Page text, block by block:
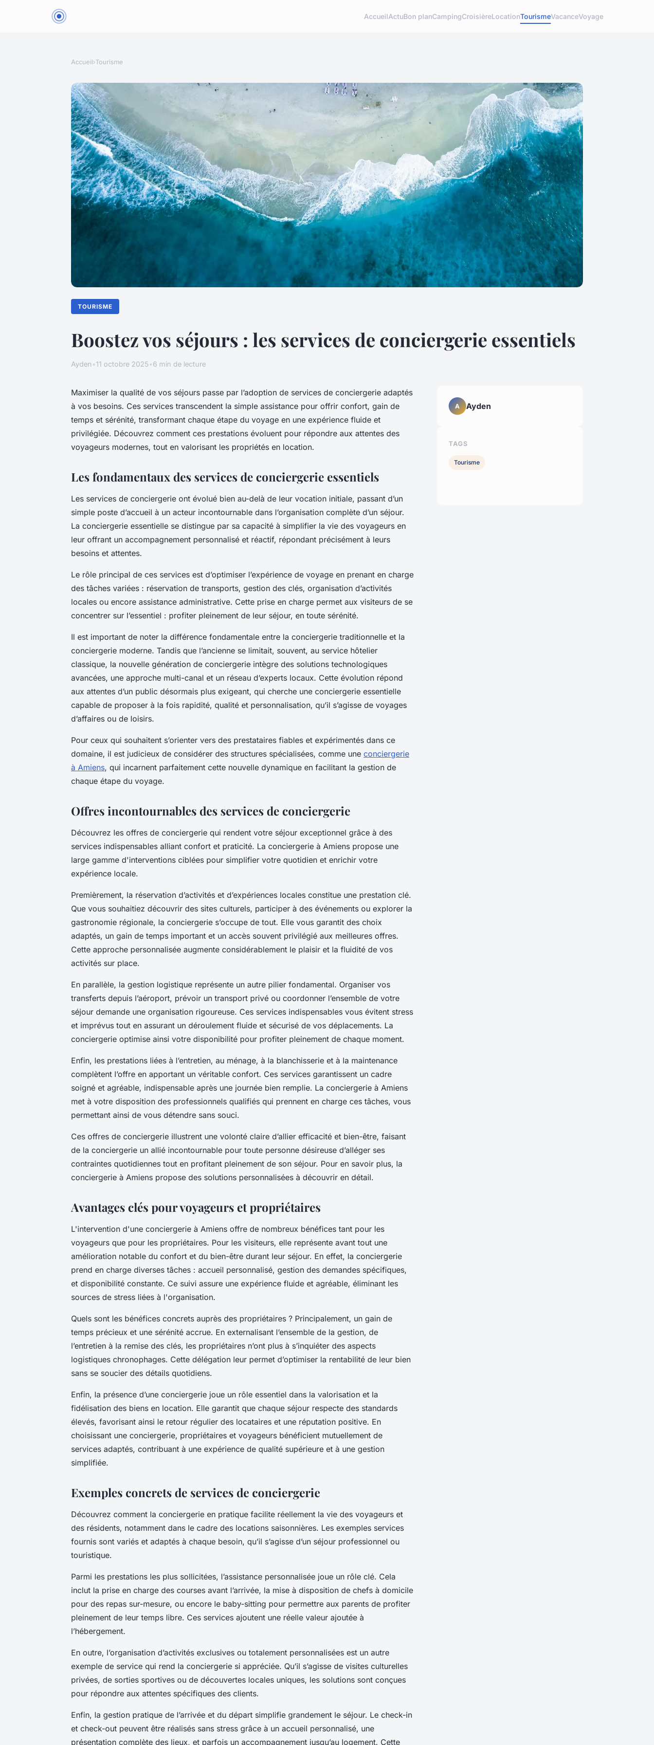
AccueilActuBon planCampingCroisièreLocationTourismeVacanceVoyage
Accueil›Tourisme
TOURISME
Boostez vos séjours : les services de conciergerie essentiels
Ayden•11 octobre 2025•6 min de lecture
Maximiser la qualité de vos séjours passe par l’adoption de services de conciergerie adaptés
à vos besoins. Ces services transcendent la simple assistance pour offrir confort, gain de
temps et sérénité, transformant chaque étape du voyage en une expérience fluide et
privilégiée. Découvrez comment ces prestations évoluent pour répondre aux attentes des
voyageurs modernes, tout en valorisant les propriétés en location.
Les fondamentaux des services de conciergerie essentiels
Les services de conciergerie ont évolué bien au-delà de leur vocation initiale, passant d’un
simple poste d’accueil à un acteur incontournable dans l’organisation complète d’un séjour.
La conciergerie essentielle se distingue par sa capacité à simplifier la vie des voyageurs en
leur offrant un accompagnement personnalisé et réactif, répondant précisément à leurs
besoins et attentes.
Le rôle principal de ces services est d’optimiser l’expérience de voyage en prenant en charge
des tâches variées : réservation de transports, gestion des clés, organisation d’activités
locales ou encore assistance administrative. Cette prise en charge permet aux visiteurs de se
concentrer sur l’essentiel : profiter pleinement de leur séjour, en toute sérénité.
Il est important de noter la différence fondamentale entre la conciergerie traditionnelle et la
conciergerie moderne. Tandis que l’ancienne se limitait, souvent, au service hôtelier
classique, la nouvelle génération de conciergerie intègre des solutions technologiques
avancées, une approche multi-canal et un réseau d’experts locaux. Cette évolution répond
aux attentes d’un public désormais plus exigeant, qui cherche une conciergerie essentielle
capable de proposer à la fois rapidité, qualité et personnalisation, qu’il s’agisse de voyages
d’affaires ou de loisirs.
Pour ceux qui souhaitent s’orienter vers des prestataires fiables et expérimentés dans ce
domaine, il est judicieux de considérer des structures spécialisées, comme une conciergerie
à Amiens, qui incarnent parfaitement cette nouvelle dynamique en facilitant la gestion de
chaque étape du voyage.
Offres incontournables des services de conciergerie
Découvrez les offres de conciergerie qui rendent votre séjour exceptionnel grâce à des
services indispensables alliant confort et praticité. La conciergerie à Amiens propose une
large gamme d'interventions ciblées pour simplifier votre quotidien et enrichir votre
expérience locale.
Premièrement, la réservation d’activités et d’expériences locales constitue une prestation clé.
Que vous souhaitiez découvrir des sites culturels, participer à des événements ou explorer la
gastronomie régionale, la conciergerie s’occupe de tout. Elle vous garantit des choix
adaptés, un gain de temps important et un accès souvent privilégié aux meilleures offres.
Cette approche personnalisée augmente considérablement le plaisir et la fluidité de vos
activités sur place.
En parallèle, la gestion logistique représente un autre pilier fondamental. Organiser vos
transferts depuis l’aéroport, prévoir un transport privé ou coordonner l’ensemble de votre
séjour demande une organisation rigoureuse. Ces services indispensables vous évitent stress
et imprévus tout en assurant un déroulement fluide et sécurisé de vos déplacements. La
conciergerie optimise ainsi votre disponibilité pour profiter pleinement de chaque moment.
Enfin, les prestations liées à l’entretien, au ménage, à la blanchisserie et à la maintenance
complètent l’offre en apportant un véritable confort. Ces services garantissent un cadre
soigné et agréable, indispensable après une journée bien remplie. La conciergerie à Amiens
met à votre disposition des professionnels qualifiés qui prennent en charge ces tâches, vous
permettant ainsi de vous détendre sans souci.
Ces offres de conciergerie illustrent une volonté claire d’allier efficacité et bien-être, faisant
de la conciergerie un allié incontournable pour toute personne désireuse d’alléger ses
contraintes quotidiennes tout en profitant pleinement de son séjour. Pour en savoir plus, la
conciergerie à Amiens propose des solutions personnalisées à découvrir en détail.
Avantages clés pour voyageurs et propriétaires
L'intervention d'une conciergerie à Amiens offre de nombreux bénéfices tant pour les
voyageurs que pour les propriétaires. Pour les visiteurs, elle représente avant tout une
amélioration notable du confort et du bien-être durant leur séjour. En effet, la conciergerie
prend en charge diverses tâches : accueil personnalisé, gestion des demandes spécifiques,
et disponibilité constante. Ce suivi assure une expérience fluide et agréable, éliminant les
sources de stress liées à l'organisation.
Quels sont les bénéfices concrets auprès des propriétaires ? Principalement, un gain de
temps précieux et une sérénité accrue. En externalisant l’ensemble de la gestion, de
l’entretien à la remise des clés, les propriétaires n’ont plus à s’inquiéter des aspects
logistiques chronophages. Cette délégation leur permet d’optimiser la rentabilité de leur bien
sans se soucier des détails quotidiens.
Enfin, la présence d’une conciergerie joue un rôle essentiel dans la valorisation et la
fidélisation des biens en location. Elle garantit que chaque séjour respecte des standards
élevés, favorisant ainsi le retour régulier des locataires et une réputation positive. En
choisissant une conciergerie, propriétaires et voyageurs bénéficient mutuellement de
services adaptés, contribuant à une expérience de qualité supérieure et à une gestion
simplifiée.
Exemples concrets de services de conciergerie
Découvrez comment la conciergerie en pratique facilite réellement la vie des voyageurs et
des résidents, notamment dans le cadre des locations saisonnières. Les exemples services
fournis sont variés et adaptés à chaque besoin, qu’il s’agisse d’un séjour professionnel ou
touristique.
Parmi les prestations les plus sollicitées, l’assistance personnalisée joue un rôle clé. Cela
inclut la prise en charge des courses avant l’arrivée, la mise à disposition de chefs à domicile
pour des repas sur-mesure, ou encore le baby-sitting pour permettre aux parents de profiter
pleinement de leur temps libre. Ces services ajoutent une réelle valeur ajoutée à
l’hébergement.
En outre, l’organisation d’activités exclusives ou totalement personnalisées est un autre
exemple de service qui rend la conciergerie si appréciée. Qu’il s’agisse de visites culturelles
privées, de sorties sportives ou de découvertes locales uniques, les solutions sont conçues
pour répondre aux attentes spécifiques des clients.
Enfin, la gestion pratique de l’arrivée et du départ simplifie grandement le séjour. Le check-in
et check-out peuvent être réalisés sans stress grâce à un accueil personnalisé, une
présentation complète des lieux, et parfois un accompagnement jusqu’au logement. Cette
A Ayden
TAGS
Tourisme